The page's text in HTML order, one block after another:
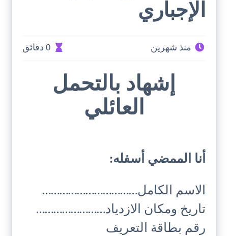
الإجباري
منذ شهرين 0 دقائق
إشهاد بالتحمل
العائلي
أنا الممضي أسفله:
الاسم الكامل……………………………
تاريخ ومكان الازدياد……………………
رقم بطاقة التعريف